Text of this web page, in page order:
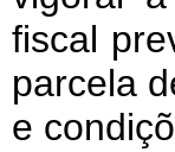
fiscal
parcela
e